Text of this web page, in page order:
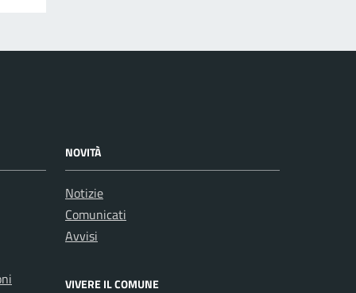
NOVITÀ
Notizie
Comunicati
Avvisi
VIVERE IL COMUNE